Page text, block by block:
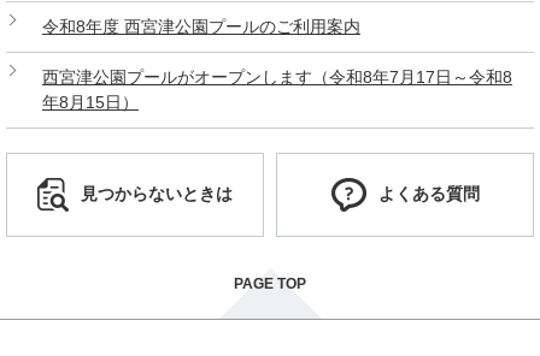
令和8年度 西宮津公園プールのご利用案内
西宮津公園プールがオープンします（令和8年7月17日～令和8
年8月15日）
見つからないときは よくある質問
PAGE TOP